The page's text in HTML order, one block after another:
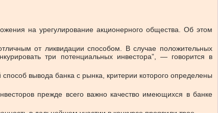
на урегулирование акционерного общества.
Об этом
от ликвидации способом. В случае положительных
три потенциальных инвестора”, — говорится в
вывода банка с рынка, критерии которого определены
прежде всего важно качество имеющихся в банке